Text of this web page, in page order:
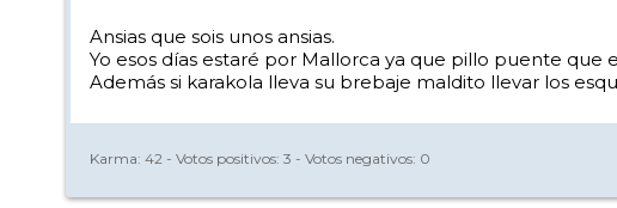
Ansias que sois unos ansias.
Yo esos días estaré por Mallorca ya que pillo puente que
Además si karakola lleva su brebaje maldito llevar los
Karma: 42 - Votos positivos: 3 - Votos negativos: 0